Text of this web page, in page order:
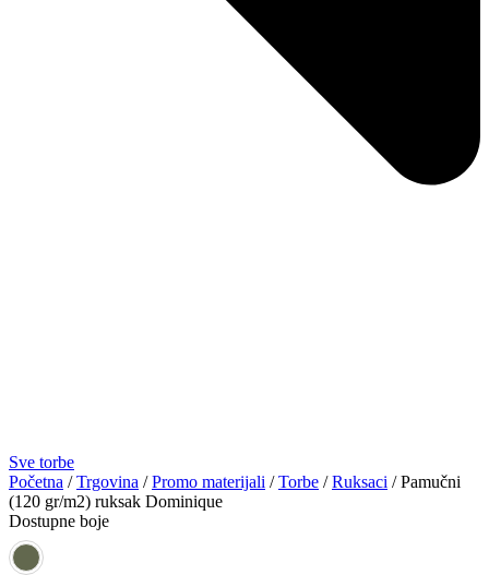
Sve torbe
Početna /Trgovina /Promo materijali /Torbe /Ruksaci / Pamučni
(120 gr/m2) ruksak Dominique
Dostupne boje